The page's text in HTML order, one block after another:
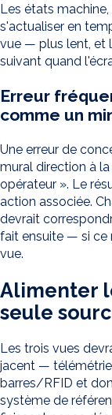
Les états
s'actualiser en
vue — plus lent, et
suivant quand
Erreur
comme un
Une erreur de
mural direction à
opérateur ». Le
action associée.
devrait
fait ensuite — si ce
vue.
Alimenter
seule
Les trois vues
jacent —
barres/RFID et
système de